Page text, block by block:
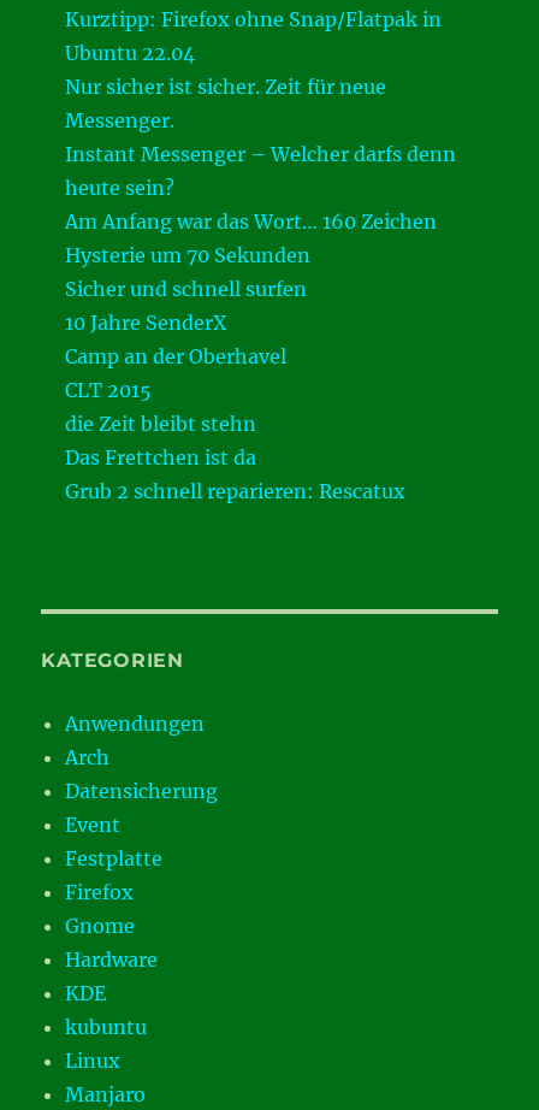
Kurztipp: Firefox ohne Snap/Flatpak in
Ubuntu 22.04
Nur sicher ist sicher. Zeit für neue
Messenger.
Instant Messenger – Welcher darfs denn
heute sein?
Am Anfang war das Wort… 160 Zeichen
Hysterie um 70 Sekunden
Sicher und schnell surfen
10 Jahre SenderX
Camp an der Oberhavel
CLT 2015
die Zeit bleibt stehn
Das Frettchen ist da
Grub 2 schnell reparieren: Rescatux
KATEGORIEN
Anwendungen
Arch
Datensicherung
Event
Festplatte
Firefox
Gnome
Hardware
KDE
kubuntu
Linux
Manjaro